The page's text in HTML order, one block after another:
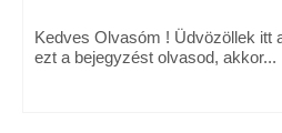
Adatkezelési
Kedves Olvasóm ! Üdvözöllek itt
ezt a bejegyzést olvasod, akkor...